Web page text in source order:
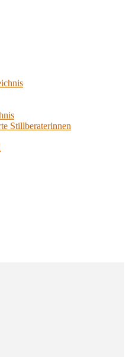
Stillberaterinnen